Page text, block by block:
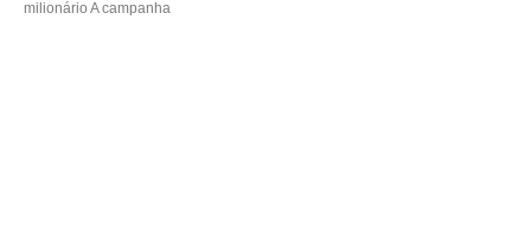
milionário A campanha